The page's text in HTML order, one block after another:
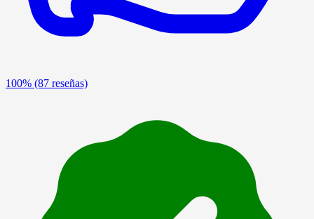
100% (87 reseñas)